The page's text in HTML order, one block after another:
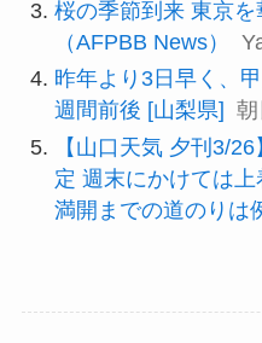
桜の季節到来 東京
（AFPBB News）
昨年より3日早く、
週間前後 [山梨県] 朝
【山口天気 夕刊3/
定 週末にかけては
満開までの道のりは